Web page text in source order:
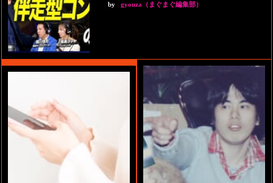
by gyouza（まぐまぐ編集部）